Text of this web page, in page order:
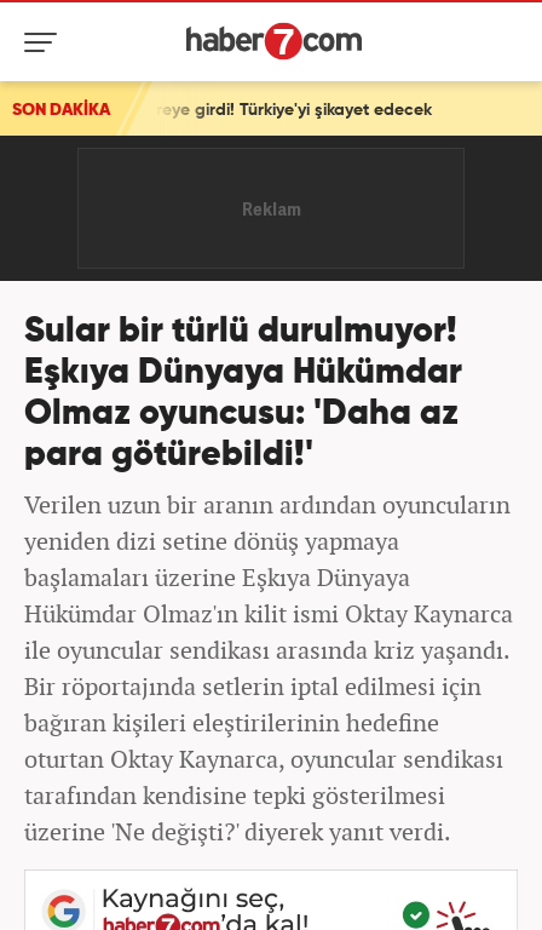
SON DAKİKA
girdi! Türkiye'yi şikayet edecek
Sular bir türlü durulmuyor!
Eşkıya Dünyaya Hükümdar
Olmaz oyuncusu: 'Daha az
para götürebildi!'
Verilen uzun bir aranın ardından oyuncuların
yeniden dizi setine dönüş yapmaya
başlamaları üzerine Eşkıya Dünyaya
Hükümdar Olmaz'ın kilit ismi Oktay Kaynarca
ile oyuncular sendikası arasında kriz yaşandı.
Bir röportajında setlerin iptal edilmesi için
bağıran kişileri eleştirilerinin hedefine
oturtan Oktay Kaynarca, oyuncular sendikası
tarafından kendisine tepki gösterilmesi
üzerine 'Ne değişti?' diyerek yanıt verdi.